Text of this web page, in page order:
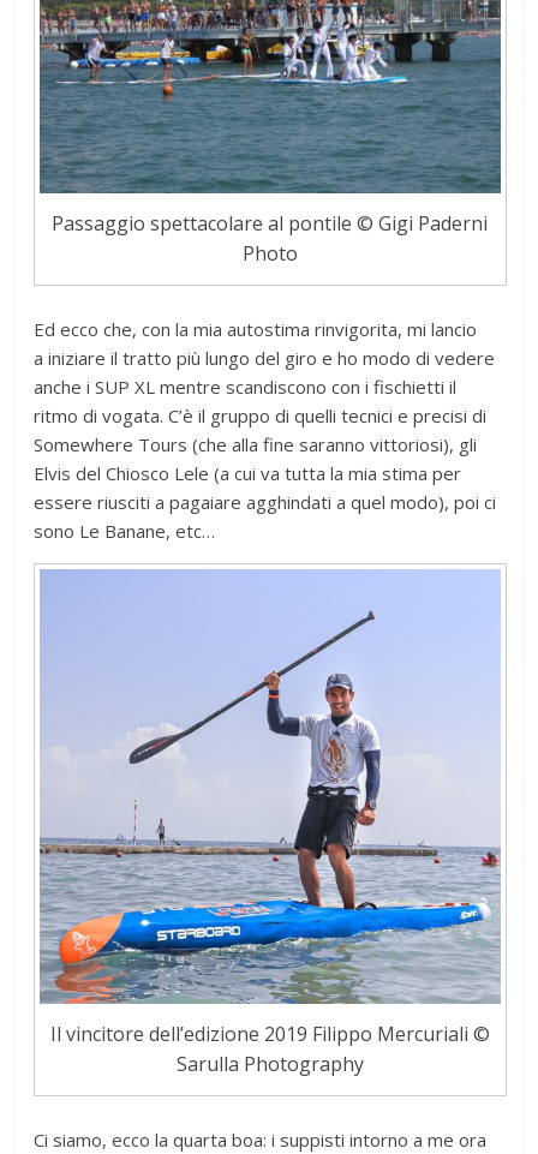
Passaggio spettacolare al pontile © Gigi Paderni
Photo
Ed ecco che, con la mia autostima rinvigorita, mi lancio
a iniziare il tratto più lungo del giro e ho modo di vedere
anche i SUP XL mentre scandiscono con i fischietti il
ritmo di vogata. C’è il gruppo di quelli tecnici e precisi di
Somewhere Tours (che alla fine saranno vittoriosi), gli
Elvis del Chiosco Lele (a cui va tutta la mia stima per
essere riusciti a pagaiare agghindati a quel modo), poi ci
sono Le Banane, etc…
Il vincitore dell’edizione 2019 Filippo Mercuriali ©
Sarulla Photography
Ci siamo, ecco la quarta boa: i suppisti intorno a me ora